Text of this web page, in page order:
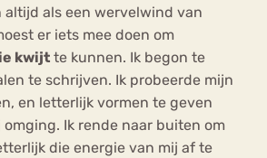
altijd als een wervelwind van
er iets mee doen om
kwijt te kunnen. Ik begon te
te schrijven. Ik probeerde mijn
en letterlijk vormen te geven
Ik rende naar buiten om
die energie van mij af te